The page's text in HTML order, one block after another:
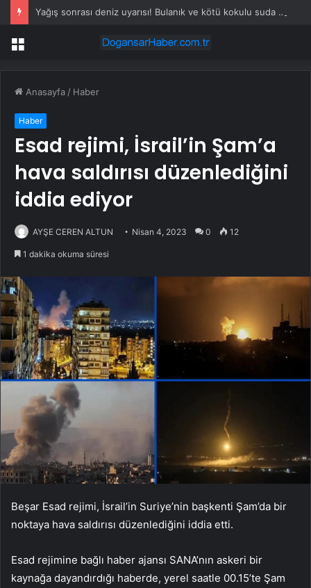
Yağış sonrası deniz uyarısı! Bulanık ve kötü kokulu suda yüzmeyin
Menü
Anasayfa / Haber
Haber
Esad rejimi, İsrail’in Şam’a
hava saldırısı düzenlediğini
iddia ediyor
AYŞE CEREN ALTUN Nisan 4, 2023 0 12
1 dakika okuma süresi
Beşar Esad rejimi, İsrail’in Suriye’nin başkenti Şam’da bir
noktaya hava saldırısı düzenlediğini iddia etti.
Esad rejimine bağlı haber ajansı SANA’nın askeri bir
kaynağa dayandırdığı haberde, yerel saatle 00.15’te Şam